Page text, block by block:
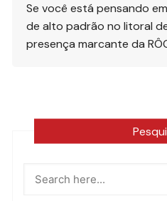
Se você está pensando
de alto padrão no litoral
presença marcante da